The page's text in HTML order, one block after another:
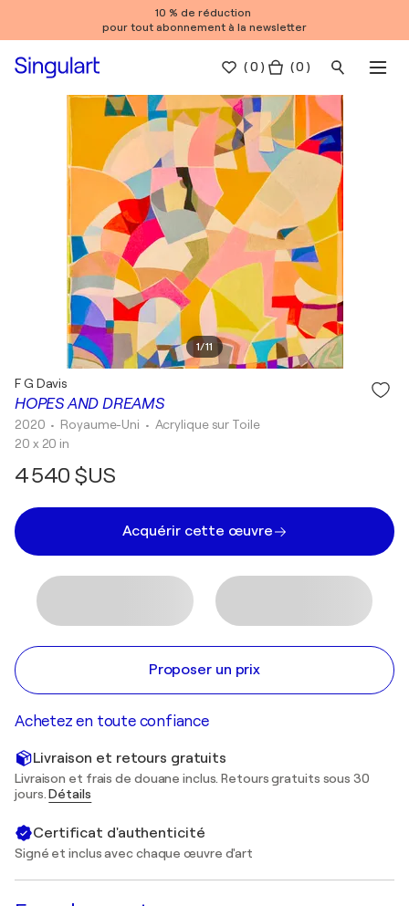
10 % de réduction
pour tout abonnement à la newsletter
(0 ) ( 0 )
1/11
HOPES AND DREAMS
F G Davis
2020 • Royaume-Uni • Acrylique sur Toile
20 x 20 in
4 540 $US
Acquérir cette œuvre
Proposer un prix
Achetez en toute confiance
Livraison et retours gratuits
Livraison et frais de douane inclus. Retours gratuits sous 30
jours.Détails
Certificat d'authenticité
Signé et inclus avec chaque œuvre d'art